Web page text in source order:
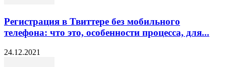
Регистрация в Твиттере без мобильного
телефона: что это, особенности процесса, для...
24.12.2021